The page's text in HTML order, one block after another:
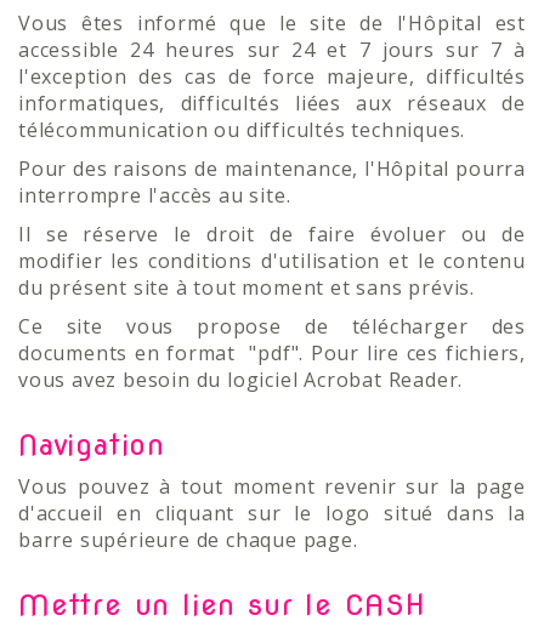
Vous êtes informé que le site de l'Hôpital est
accessible 24 heures sur 24 et 7 jours sur 7 à
l'exception des cas de force majeure, difficultés
informatiques, difficultés liées aux réseaux de
télécommunication ou difficultés techniques.
Pour des raisons de maintenance, l'Hôpital pourra
interrompre l'accès au site.
Il se réserve le droit de faire évoluer ou de
modifier les conditions d'utilisation et le contenu
du présent site à tout moment et sans prévis.
Ce site vous propose de télécharger des
documents en format "pdf". Pour lire ces fichiers,
vous avez besoin du logiciel Acrobat Reader.
Navigation
Vous pouvez à tout moment revenir sur la page
d'accueil en cliquant sur le logo situé dans la
barre supérieure de chaque page.
Mettre un lien sur le CASH